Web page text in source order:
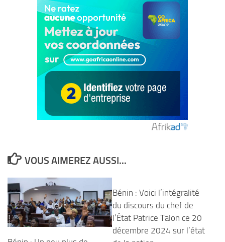
VOUS AIMEREZ AUSSI...
Bénin : Voici l’intégralité
du discours du chef de
l’État Patrice Talon ce 20
décembre 2024 sur l’état